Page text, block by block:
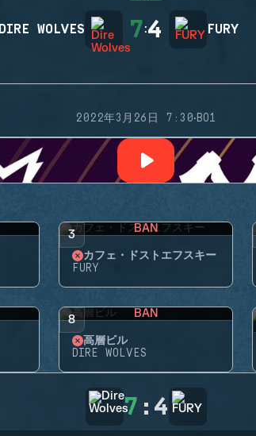
DIRE WOLVES 7:4 FURY
2022年3月26日 7:30·BO1
3 BAN
カフェ・ドストエフスキー
FURY
8 BAN
高層ビル
DIRE WOLVES
7 : 4